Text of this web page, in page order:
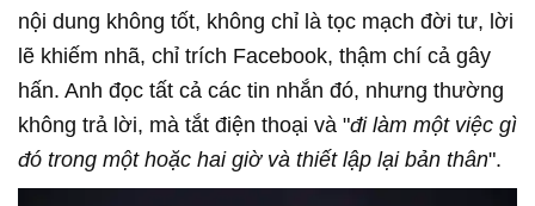
nội dung không tốt, không chỉ là tọc mạch đời tư, lời
lẽ khiếm nhã, chỉ trích Facebook, thậm chí cả gây
hấn. Anh đọc tất cả các tin nhắn đó, nhưng thường
không trả lời, mà tắt điện thoại và "đi làm một việc gì
đó trong một hoặc hai giờ và thiết lập lại bản thân".